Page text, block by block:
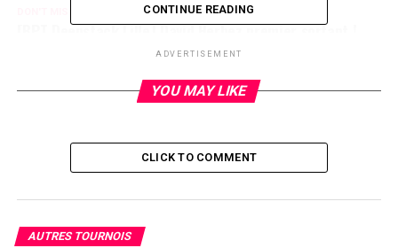
[BPT Deepstack Lille] David Herbez premier sortant !
CONTINUE READING
ADVERTISEMENT
YOU MAY LIKE
CLICK TO COMMENT
AUTRES TOURNOIS